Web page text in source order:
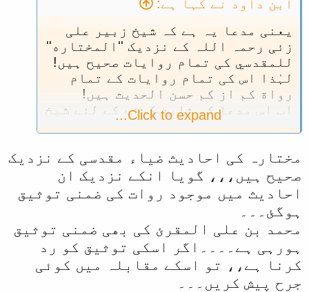
ابن داود نے کہا ہے:
یعنی مدعا یہ ہے کہ شیخ زبیر علی
زئی رحمہ اللہ کے نزدیک ''المختاره''
للمقدسي کی تمام روایات صحیح ہیں!
لہٰذا اس کی تمام روایات کے تمام
رواة کم از کم حسن الحدیث ہیں!
اب اس مدعا کو ثابت کرنے کے لئے شیخ
زبیر علی زئی کا وہ کلام درکار ہے،
تمام روایات کو صحیح کہا ہو، اور
اس کے روی کو محض اس بناء پر ثقہ
یاکم از کم حسن الحدیث قرار دیا
ہو، کہ وہ ''المختاره'' للمقدسي کے
راوی ہیں!
یا کہیں کہا ہو کہ ''المختاره''
للمقدسي کی تمام روایات صحیح
الاسناد یا حسن الاسناد ہیں!
Click to expand...
مختارہ کی احادیث ضیاء مقدسی کے نزدیک
صحیح ہیں،،، گویا انکے نزدیک ان
احادیث میں موجود روات کی ضمنی توثیق
ہوگئ۔۔۔
محمد بن علی المقرئ کی بھی ضمنی توثیق
ہورہی ہے۔۔۔۔اگر اسکی توثیق کو رد
کرنا ہے،، تو اسکے مقابلہ میں کوئی
جرح پیش کریں۔۔۔